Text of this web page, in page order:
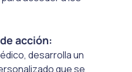
acción:
desarrolla un
que se